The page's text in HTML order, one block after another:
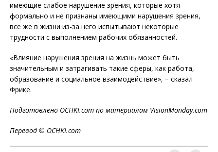
имеющие слабое нарушение зрения, которые хотя
формально и не признаны имеющими нарушения зрения,
все же в жизни из-за него испытывают некоторые
трудности с выполнением рабочих обязанностей.
«Влияние нарушения зрения на жизнь может быть
значительным и затрагивать такие сферы, как работа,
образование и социальное взаимодействие», – сказал
Фрике.
Подготовлено OCHKI.com по материалам VisionMonday.com
Перевод © OCHKI.com